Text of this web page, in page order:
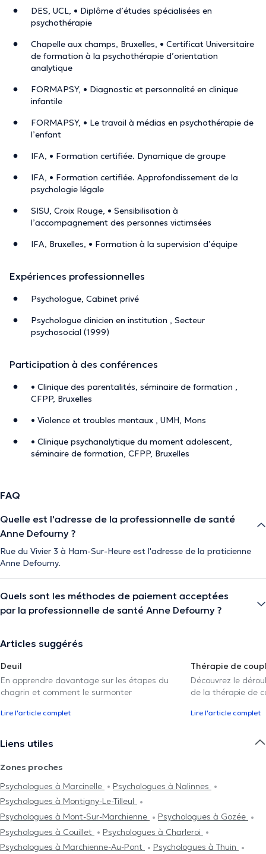
DES, UCL, • Diplôme d’études spécialisées en
psychothérapie
Chapelle aux champs, Bruxelles, • Certificat Universitaire
de formation à la psychothérapie d’orientation
analytique
FORMAPSY, • Diagnostic et personnalité en clinique
infantile
FORMAPSY, • Le travail à médias en psychothérapie de
l’enfant
IFA, • Formation certifiée. Dynamique de groupe
IFA, • Formation certifiée. Approfondissement de la
psychologie légale
SISU, Croix Rouge, • Sensibilisation à
l’accompagnement des personnes victimsées
IFA, Bruxelles, • Formation à la supervision d’équipe
Expériences professionnelles
Psychologue, Cabinet privé
Psychologue clinicien en institution , Secteur
psychosocial (1999)
Participation à des conférences
• Clinique des parentalités, séminaire de formation ,
CFPP, Bruxelles
• Violence et troubles mentaux , UMH, Mons
• Clinique psychanalytique du moment adolescent,
séminaire de formation, CFPP, Bruxelles
FAQ
Quelle est l'adresse de la professionnelle de santé
Anne Defourny ?
Rue du Vivier 3 à Ham-Sur-Heure est l'adresse de la praticienne
Anne Defourny.
Quels sont les méthodes de paiement acceptées
par la professionnelle de santé Anne Defourny ?
Articles suggérés
Deuil
En apprendre davantage sur les étapes du
chagrin et comment le surmonter
Lire l'article complet
Thérapie de
Découvrez le
de la thérapie de
Lire l'article complet
Liens utiles
Zones proches
Psychologues à Marcinelle
Psychologues à Nalinnes
Psychologues à Montigny-Le-Tilleul
Psychologues à Mont-Sur-Marchienne
Psychologues à Gozée
Psychologues à Couillet
Psychologues à Charleroi
Psychologues à Marchienne-Au-Pont
Psychologues à Thuin